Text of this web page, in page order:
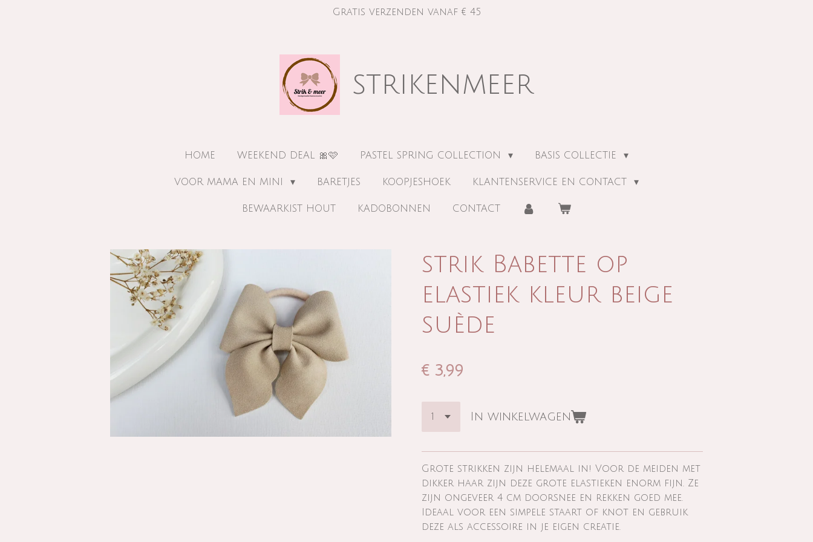
Gratis verzenden vanaf € 45
strikenmeer
HOME WEEKEND DEAL 🎀🩷 PASTEL SPRING COLLECTION BASIS COLLECTIE
VOOR MAMA EN MINI BARETJES KOOPJESHOEK KLANTENSERVICE EN CONTACT
BEWAARKIST HOUT KADOBONNEN CONTACT
strik Babette op
elastiek kleur beige
suède
€ 3,99
In winkelwagen
Grote strikken zijn helemaal in! Voor de meiden met
dikker haar zijn deze grote elastieken enorm fijn. Ze
zijn ongeveer 4 cm doorsnee en rekken goed mee.
Ideaal voor een simpele staart of knot en gebruik
deze als accessoire in je eigen creatie.